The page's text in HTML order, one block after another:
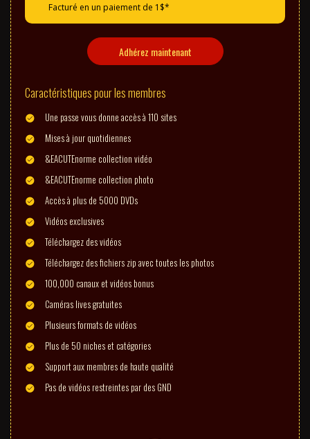
Facturé en un paiement de 1$*
Adhérez maintenant
Caractéristiques pour les membres
Une passe vous donne accès à 110 sites
Mises à jour quotidiennes
&EACUTEnorme collection vidéo
&EACUTEnorme collection photo
Accès à plus de 5000 DVDs
Vidéos exclusives
Téléchargez des vidéos
Téléchargez des fichiers zip avec toutes les photos
100,000 canaux et vidéos bonus
Caméras lives gratuites
Plusieurs formats de vidéos
Plus de 50 niches et catégories
Support aux membres de haute qualité
Pas de vidéos restreintes par des GND